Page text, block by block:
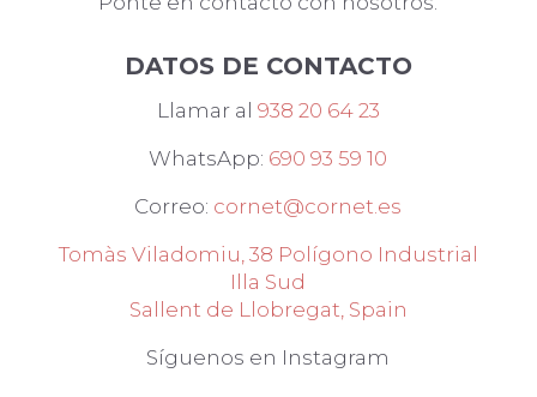
DATOS DE CONTACTO
Llamar al 938 20 64 23
WhatsApp: 690 93 59 10
Correo: cornet@cornet.es
Tomàs Viladomiu, 38 Polígono Industrial
Illa Sud
Sallent de Llobregat, Spain
Síguenos en Instagram